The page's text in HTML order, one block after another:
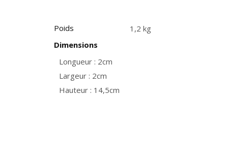
Poids
1,2 kg
Dimensions
Longueur : 2cm
Largeur : 2cm
Hauteur : 14,5cm